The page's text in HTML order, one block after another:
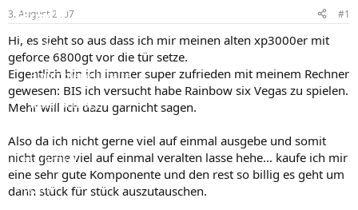
Forum
Aktuelles
Empfohlene Inhalte
Neue Beiträge
Leserartikel
Regeln
l
e
t
a
m
3. August 2007 #1
Hi, es sieht so aus dass ich mir meinen alten xp3000er mit
geforce 6800gt vor die tür setze.
Eigentlich bin ich immer super zufrieden mit meinem Rechner
gewesen: BIS ich versucht habe Rainbow six Vegas zu spielen.
Mehr will ich dazu garnicht sagen.
Also da ich nicht gerne viel auf einmal ausgebe und somit
nicht gerne viel auf einmal veralten lasse hehe... kaufe ich mir
eine sehr gute Komponente und den rest so billig es geht um
dann stück für stück auszutauschen.